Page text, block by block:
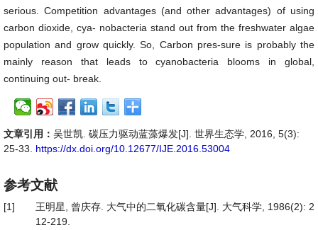
serious. Competition advantages (and other advantages) of using
carbon dioxide, cya- nobacteria stand out from the freshwater algae
population and grow quickly. So, Carbon pres-sure is probably the
mainly reason that leads to cyanobacteria blooms in global,
continuing out- break.
文章引用： 吴世凯. 碳压力驱动蓝藻爆发[J]. 世界生态学, 2016, 5(3):
25-33. https://dx.doi.org/10.12677/IJE.2016.53004
参考文献
[1]
王明星, 曾庆存. 大气中的二氧化碳含量[J]. 大气科学, 1986(2): 2
12-219.